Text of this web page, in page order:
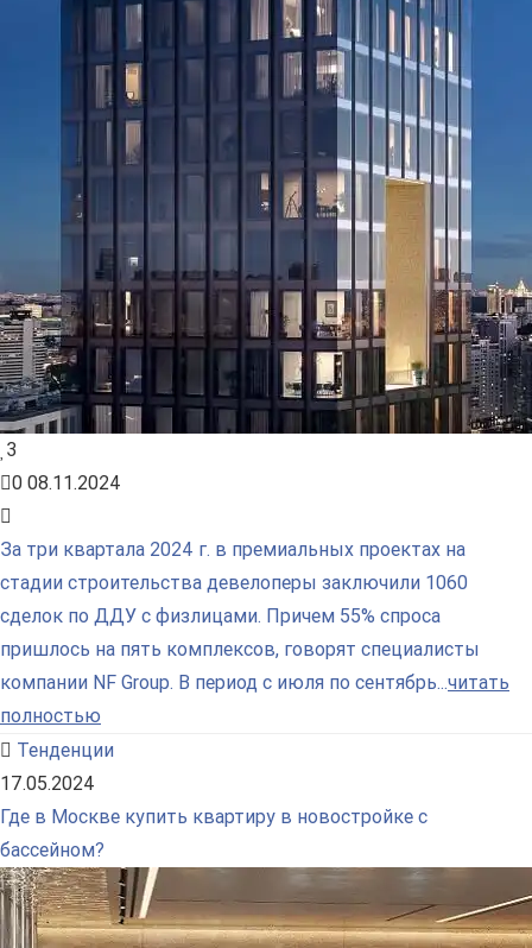
3
0 08.11.2024
За три квартала 2024 г. в премиальных проектах на
стадии строительства девелоперы заключили 1060
сделок по ДДУ с физлицами. Причем 55% спроса
пришлось на пять комплексов, говорят специалисты
компании NF Group. В период с июля по сентябрь...читать
полностью
Тенденции
17.05.2024
Где в Москве купить квартиру в новостройке с
бассейном?